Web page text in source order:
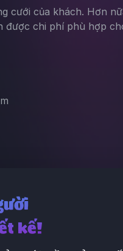
cưới của khách. Hơn
được chi phí phù hợp
kế!